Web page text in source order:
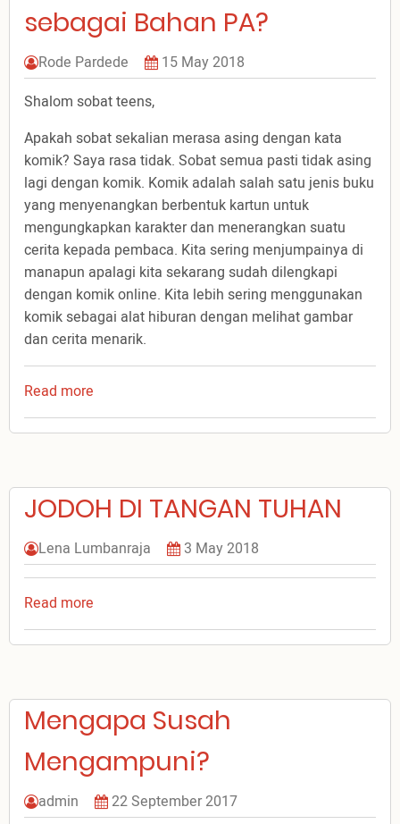
sebagai Bahan PA?
Rode Pardede
15 May 2018
Shalom sobat teens,
Apakah sobat sekalian merasa asing dengan kata
komik? Saya rasa tidak. Sobat semua pasti tidak asing
lagi dengan komik. Komik adalah salah satu jenis buku
yang menyenangkan berbentuk kartun untuk
mengungkapkan karakter dan menerangkan suatu
cerita kepada pembaca. Kita sering menjumpainya di
manapun apalagi kita sekarang sudah dilengkapi
dengan komik online. Kita lebih sering menggunakan
komik sebagai alat hiburan dengan melihat gambar
dan cerita menarik.
Read more
Apakah
Komik
sebagai
PA?
JODOH DI TANGAN TUHAN
Lena Lumbanraja 3 May 2018
Read more
JODOH
DI
Mengapa Susah
Mengampuni?
admin 22 September 2017